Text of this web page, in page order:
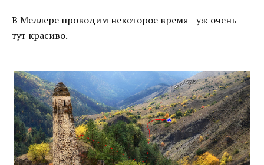
В Меллере проводим некоторое время - уж очень
тут красиво.